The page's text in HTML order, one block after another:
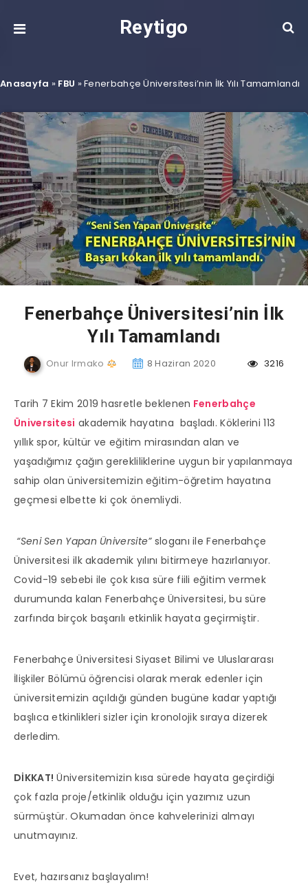
Reytigo
Anasayfa » FBU »Fenerbahçe Üniversitesi’nin İlk Yılı Tamamlandı
Fenerbahçe Üniversitesi’nin İlk
Yılı Tamamlandı
Onur Irmako 8 Haziran 2020 3216
Tarih 7 Ekim 2019 hasretle beklenen Fenerbahçe
Üniversitesi akademik hayatına başladı. Köklerini 113
yıllık spor, kültür ve eğitim mirasından alan ve
yaşadığımız çağın gerekliliklerine uygun bir yapılanmaya
sahip olan üniversitemizin eğitim-öğretim hayatına
geçmesi elbette ki çok önemliydi.
“Seni Sen Yapan Üniversite”sloganı ile Fenerbahçe
Üniversitesi ilk akademik yılını bitirmeye hazırlanıyor.
Covid-19 sebebi ile çok kısa süre fiili eğitim vermek
durumunda kalan Fenerbahçe Üniversitesi, bu süre
zarfında birçok başarılı etkinlik hayata geçirmiştir.
Fenerbahçe Üniversitesi Siyaset Bilimi ve Uluslararası
İlişkiler Bölümü öğrencisi olarak merak edenler için
üniversitemizin açıldığı günden bugüne kadar yaptığı
başlıca etkinlikleri sizler için kronolojik sıraya dizerek
derledim.
DİKKAT! Üniversitemizin kısa sürede hayata geçirdiği
çok fazla proje/etkinlik olduğu için yazımız uzun
sürmüştür. Okumadan önce kahvelerinizi almayı
unutmayınız.
Evet, hazırsanız başlayalım!